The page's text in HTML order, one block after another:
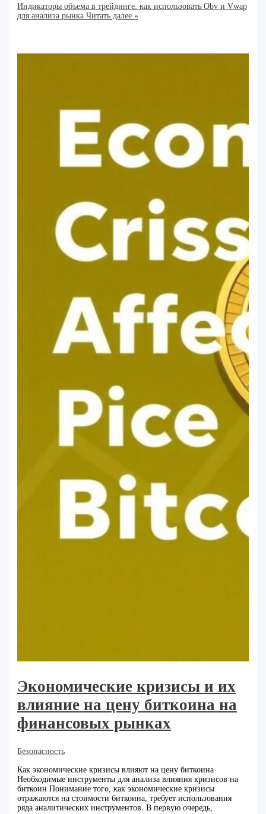
Индикаторы объема в трейдинге: как использовать Obv и Vwap
для анализа рынка Читать далее »
Экономические кризисы и их
влияние на цену биткоина на
финансовых рынках
Безопасность
Как экономические кризисы влияют на цену биткоина
Необходимые инструменты для анализа влияния кризисов на
биткоин Понимание того, как экономические кризисы
отражаются на стоимости биткоина, требует использования
ряда аналитических инструментов. В первую очередь,